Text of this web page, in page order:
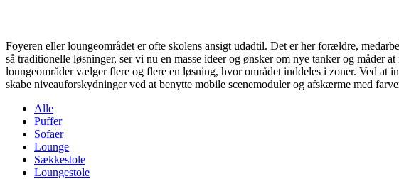
Foyeren eller loungeområdet er ofte skolens ansigt udadtil. Det er her forældre,
så traditionelle løsninger, ser vi nu en masse ideer og ønsker om nye tanker og
loungeområder vælger flere og flere en løsning, hvor området inddeles i zoner. Ved at
skabe niveauforskydninger ved at benytte mobile scenemoduler og afskærme med
Alle
Puffer
Sofaer
Lounge
Sækkestole
Loungestole